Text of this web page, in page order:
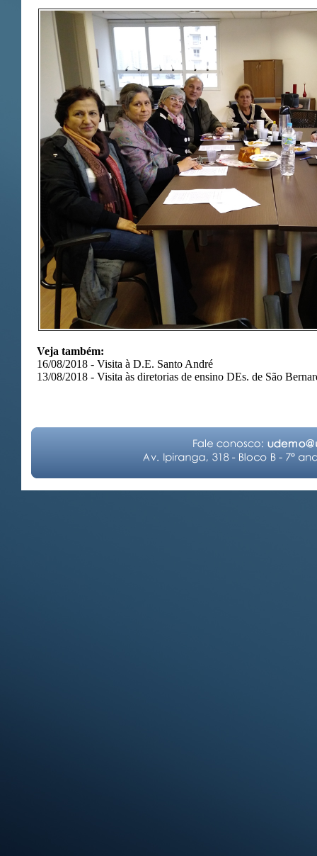
Veja também:
16/08/2018 - Visita à D.E. Santo André
13/08/2018 - Visita às diretorias de ensino DEs. de São